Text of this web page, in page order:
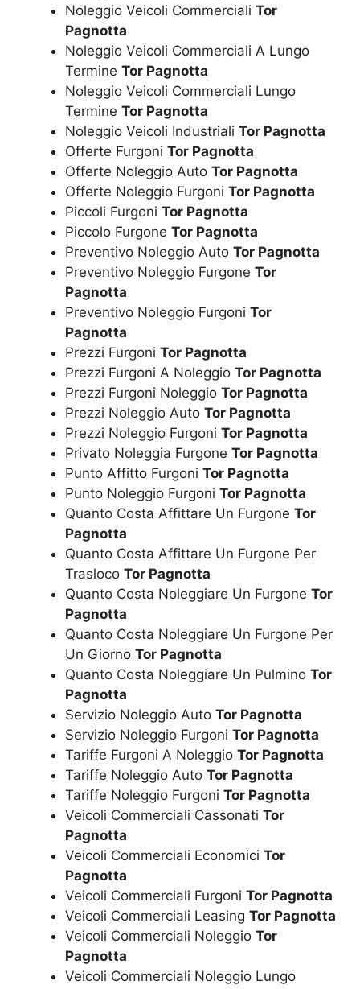
Noleggio Veicoli Commerciali Tor
Pagnotta
Noleggio Veicoli Commerciali A Lungo
Termine Tor Pagnotta
Noleggio Veicoli Commerciali Lungo
Termine Tor Pagnotta
Noleggio Veicoli Industriali Tor Pagnotta
Offerte Furgoni Tor Pagnotta
Offerte Noleggio Auto Tor Pagnotta
Offerte Noleggio Furgoni Tor Pagnotta
Piccoli Furgoni Tor Pagnotta
Piccolo Furgone Tor Pagnotta
Preventivo Noleggio Auto Tor Pagnotta
Preventivo Noleggio Furgone Tor
Pagnotta
Preventivo Noleggio Furgoni Tor
Pagnotta
Prezzi Furgoni Tor Pagnotta
Prezzi Furgoni A Noleggio Tor Pagnotta
Prezzi Furgoni Noleggio Tor Pagnotta
Prezzi Noleggio Auto Tor Pagnotta
Prezzi Noleggio Furgoni Tor Pagnotta
Privato Noleggia Furgone Tor Pagnotta
Punto Affitto Furgoni Tor Pagnotta
Punto Noleggio Furgoni Tor Pagnotta
Quanto Costa Affittare Un Furgone Tor
Pagnotta
Quanto Costa Affittare Un Furgone Per
Trasloco Tor Pagnotta
Quanto Costa Noleggiare Un Furgone Tor
Pagnotta
Quanto Costa Noleggiare Un Furgone Per
Un Giorno Tor Pagnotta
Quanto Costa Noleggiare Un Pulmino Tor
Pagnotta
Servizio Noleggio Auto Tor Pagnotta
Servizio Noleggio Furgoni Tor Pagnotta
Tariffe Furgoni A Noleggio Tor Pagnotta
Tariffe Noleggio Auto Tor Pagnotta
Tariffe Noleggio Furgoni Tor Pagnotta
Veicoli Commerciali Cassonati Tor
Pagnotta
Veicoli Commerciali Economici Tor
Pagnotta
Veicoli Commerciali Furgoni Tor Pagnotta
Veicoli Commerciali Leasing Tor Pagnotta
Veicoli Commerciali Noleggio Tor
Pagnotta
Veicoli Commerciali Noleggio Lungo